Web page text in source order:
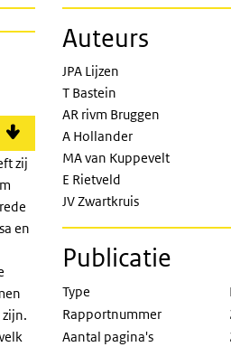
actions and
zij
en
Auteurs
JPA Lijzen
T Bastein
AR rivm Bruggen
A Hollander
MA van Kuppevelt
E Rietveld
JV Zwartkruis
Publicatie
Type
Rapportnummer
Aantal pagina's